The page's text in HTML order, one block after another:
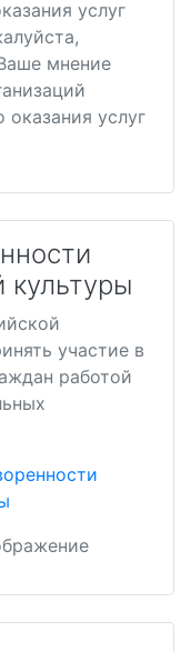
услуг
мнение
оказания услуг
культуры
участие в
работой